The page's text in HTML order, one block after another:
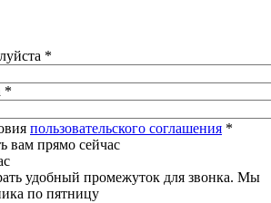
*
*
пользовательского соглашения *
прямо сейчас
удобный промежуток для звонка. Мы
по пятницу